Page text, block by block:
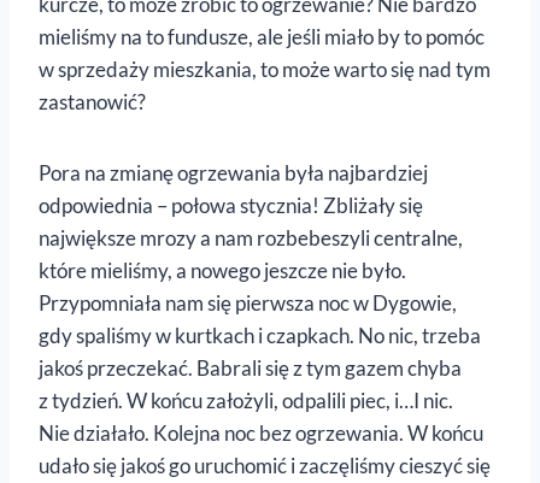
mieliśmy na to fundusze, ale jeśli miało by to pomóc
w sprzedaży mieszkania, to może warto się nad tym
zastanowić?
Pora na zmianę ogrzewania była najbardziej
odpowiednia – połowa stycznia! Zbliżały się
największe mrozy a nam rozbebeszyli centralne,
które mieliśmy, a nowego jeszcze nie było.
Przypomniała nam się pierwsza noc w Dygowie,
gdy spaliśmy w kurtkach i czapkach. No nic, trzeba
jakoś przeczekać. Babrali się z tym gazem chyba
z tydzień. W końcu założyli, odpalili piec, i…I nic.
Nie działało. Kolejna noc bez ogrzewania. W końcu
udało się jakoś go uruchomić i zaczęliśmy cieszyć się